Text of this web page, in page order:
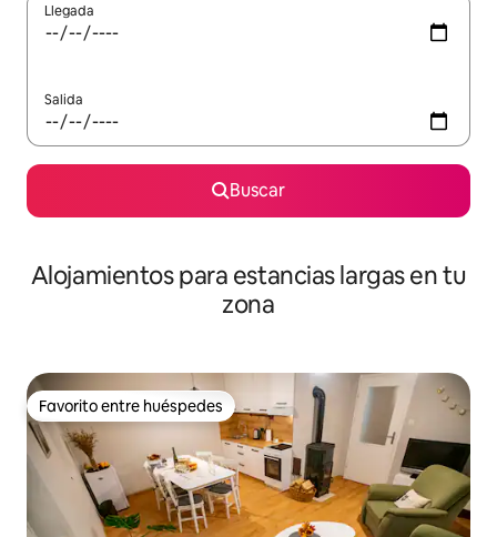
Llegada
Salida
Buscar
Alojamientos para estancias largas en tu
zona
Favorito entre huéspedes
Favorito entre huéspedes